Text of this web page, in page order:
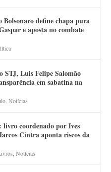
Bolsonaro define chapa pura
e aposta no combate
STJ, Luis Felipe Salomão
em sabatina na
,Notícias
coordenado por Ives
Cintra aponta riscos da
,Notícias